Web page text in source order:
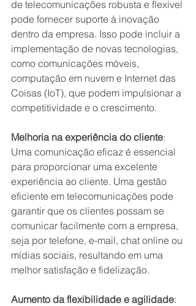
de telecomunicações robusta e flexível
pode fornecer suporte à inovação
dentro da empresa. Isso pode incluir a
implementação de novas tecnologias,
como comunicações móveis,
computação em nuvem e Internet das
Coisas (IoT), que podem impulsionar a
competitividade e o crescimento.
Melhoria na experiência do cliente:
Uma comunicação eficaz é essencial
para proporcionar uma excelente
experiência ao cliente. Uma gestão
eficiente em telecomunicações pode
garantir que os clientes possam se
comunicar facilmente com a empresa,
seja por telefone, e-mail, chat online ou
mídias sociais, resultando em uma
melhor satisfação e fidelização.
Aumento da flexibilidade e agilidade: